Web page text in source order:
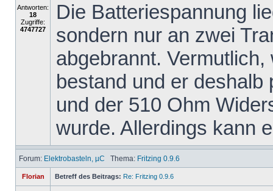
Antworten:
18
Zugriffe:
4747727
Die Batteriespannung
sondern nur an zwei
abgebrannt.
bestand und er
und der 510 Ohm
wurde. Allerdings kann
Forum: Elektrobasteln, µC Thema: Fritzing 0.9.6
Florian Betreff des Beitrags: Re: Fritzing 0.9.6